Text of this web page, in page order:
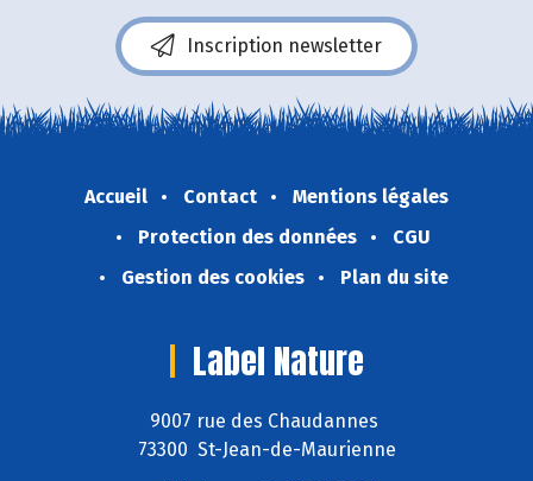
Inscription newsletter
Accueil Contact
Mentions légales
Protection des données
CGU
Gestion des cookies
Plan du site
Label Nature
9007 rue des Chaudannes
73300 St-Jean-de-Maurienne